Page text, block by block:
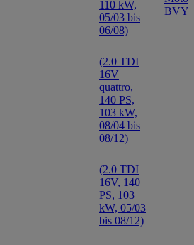
110 kW,
05/03 bis
06/08)
BVY
(2.0 TDI
16V
quattro,
140 PS,
103 kW,
08/04 bis
08/12)
(2.0 TDI
16V, 140
PS, 103
kW, 05/03
bis 08/12)